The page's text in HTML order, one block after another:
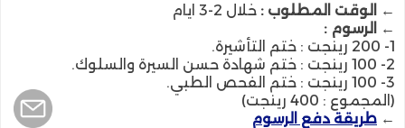
← الوقت المطلوب : خلال 2-3 ايام
← الرسوم :
1- 200 رينجت : ختم التأشيرة.
2- 100
رينجت : ختم شهادة حسن السيرة والسلوك.
3- 100
رينجت : ختم الفحص الطبي.
(المجموع : 400
رينجت)
← طريقة دفع الرسوم